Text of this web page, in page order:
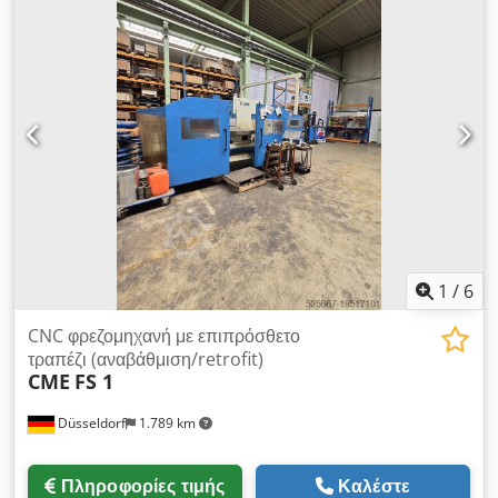
Διαδρομές X/Y/Z: 1016 × 406 × 406 mm. Διαδρομές σε ίντσες:
40" × 16" × 16". Διαστάσεις πάγκου: 1467 × 267 mm / 57,75"
× 10,5". Κώνος άξονα: CAT/CT 40 ή BT 40. Ταχύτητα άξονα: 0–
4000 στροφές/λεπτό. Ισχύς άξονα: 5,6 kW / 7,5 HP. Κίνηση
άξονα: μέσω ιμάντα. Μέγιστη ροπή: περίπου 45 Nm στις 1200
στροφές/λεπτό. Απόσταση από το μπροστινό μέρος του άξονα
έως τον πάγκο: 102–508 mm / 4"–20". Γρήγορη μετακίνηση
X/Y/Z: 5,1 m/λεπτό / 200 ipm. Ταχύτητα κοπής: μέγιστο 5,1
m/λεπτό. Τ-αυλάκια: 3 τεμάχια, πλάτος περίπου 16 mm.
1 / 6
Düsseldorf 1.789 km
CNC φρεζομηχανή με επιπρόσθετο
τραπέζι (αναβάθμιση/retrofit)
CME FS 1
Πληροφορίες τιμής Καλέστε